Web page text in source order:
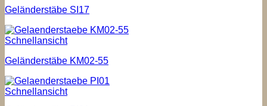
Geländerstäbe SI17
Schnellansicht
Geländerstäbe KM02-55
Schnellansicht